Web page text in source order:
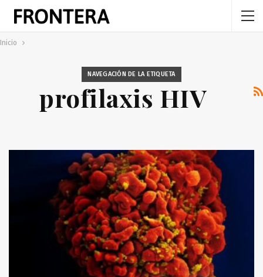
Inicio
NAVEGACIÓN DE LA ETIQUETA
profilaxis HIV